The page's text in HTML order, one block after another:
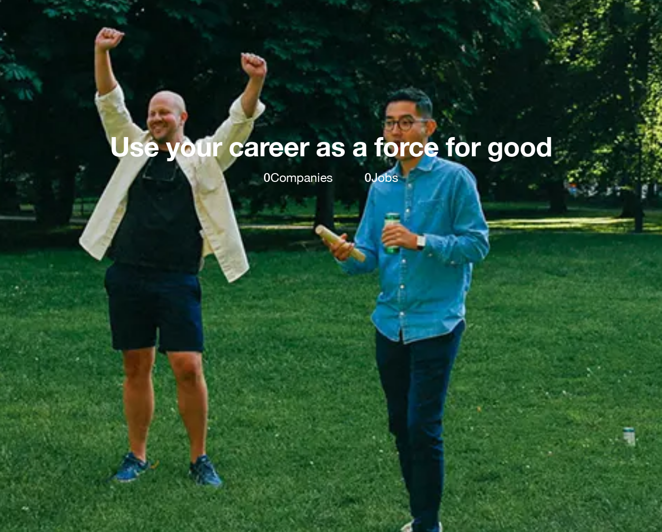
Use your career as a force for good
0Companies 0Jobs